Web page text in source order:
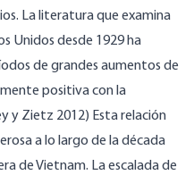
La literatura que examina
Unidos desde 1929 ha
de grandes aumentos de
positiva con la
y Zietz 2012) Esta relación
a lo largo de la década
de Vietnam. La escalada de